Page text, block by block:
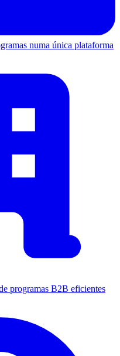
numa única plataforma
programas B2B eficientes